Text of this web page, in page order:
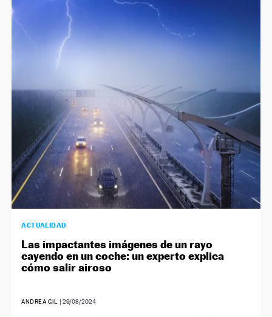
ACTUALIDAD
Las impactantes imágenes de un rayo
cayendo en un coche: un experto explica
cómo salir airoso
ANDREA GIL | 29/08/2024